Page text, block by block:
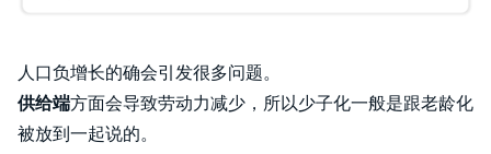
人口负增长的确会引发很多问题。
供给端方面会导致劳动力减少，所以少子化一般是跟老龄化
被放到一起说的。